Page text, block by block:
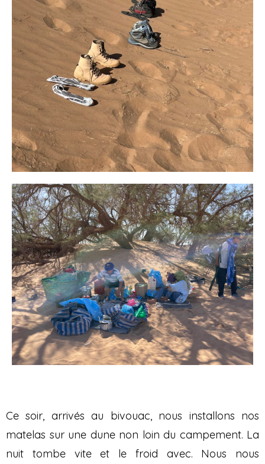
Ce soir, arrivés au bivouac, nous installons nos
matelas sur une dune non loin du campement. La
nuit tombe vite et le froid avec. Nous nous